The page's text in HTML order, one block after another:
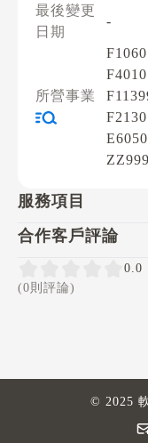
最後變更
日期
-
所營事業
服務項目
合作客戶評論
0.0
(0則評論)
© 2025